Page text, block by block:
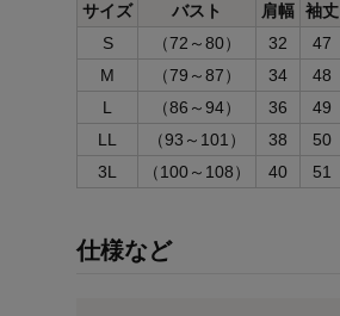
サイズ バスト 肩幅 袖丈
S
（72～80） 32 47
M
（79～87） 34 48
L
（86～94） 36 49
LL
（93～101） 38 50
3L
（100～108） 40 51
仕様など